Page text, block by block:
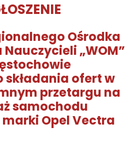
Ośrodka
„WOM”
składania ofert w
przetargu na
samochodu
Opel Vectra